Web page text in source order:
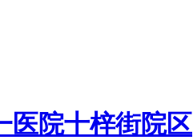
医院十梓街院区